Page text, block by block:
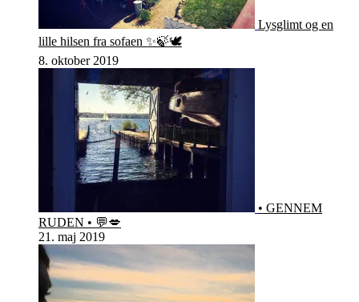
Lysglimt og en
lille hilsen fra sofaen ✨🍃🕊
8. oktober 2019
• GENNEM
RUDEN • 💬💋
21. maj 2019